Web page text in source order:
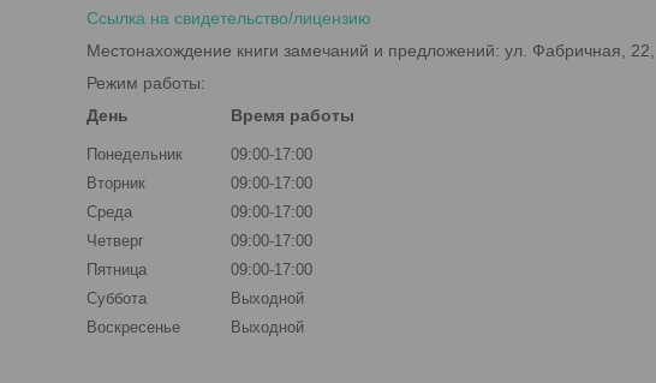
Ссылка на свидетельство/лицензию
Местонахождение книги замечаний и предложений: ул. Фабричная, 22,
Режим работы:
День
Время работы
Понедельник
09:00-17:00
Вторник
09:00-17:00
Среда
09:00-17:00
Четверг
09:00-17:00
Пятница
09:00-17:00
Суббота
Выходной
Воскресенье
Выходной